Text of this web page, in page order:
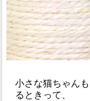
小さな猫ちゃん
るときって、